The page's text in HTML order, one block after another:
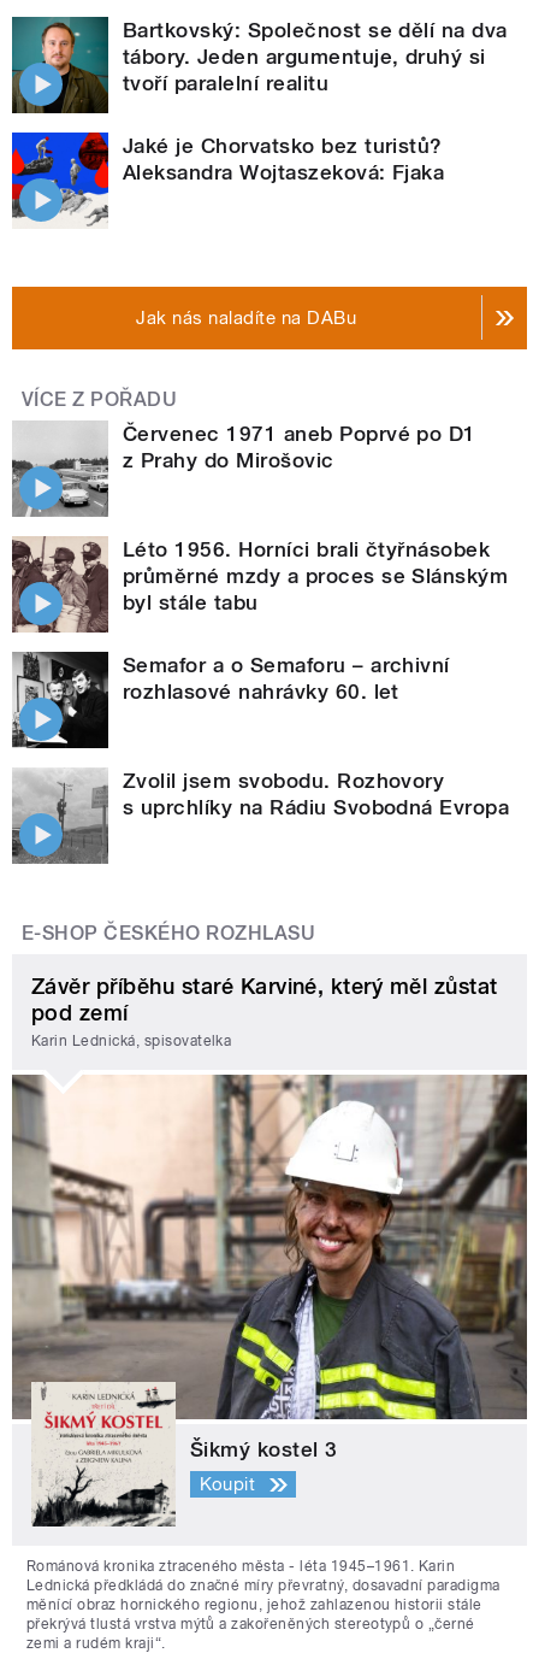
Bartkovský: Společnost se dělí na dva
tábory. Jeden argumentuje, druhý si
tvoří paralelní realitu
Jaké je Chorvatsko bez turistů?
Aleksandra Wojtaszeková: Fjaka
Jak nás naladíte na DABu
VÍCE Z POŘADU
Červenec 1971 aneb Poprvé po D1
z Prahy do Mirošovic
Léto 1956. Horníci brali čtyřnásobek
průměrné mzdy a proces se Slánským
byl stále tabu
Semafor a o Semaforu – archivní
rozhlasové nahrávky 60. let
Zvolil jsem svobodu. Rozhovory
s uprchlíky na Rádiu Svobodná Evropa
E-SHOP ČESKÉHO ROZHLASU
Závěr příběhu staré Karviné, který měl zůstat
pod zemí
Karin Lednická, spisovatelka
Šikmý kostel 3
Koupit
Románová kronika ztraceného města - léta 1945–1961. Karin
Lednická předkládá do značné míry převratný, dosavadní paradigma
měnící obraz hornického regionu, jehož zahlazenou historii stále
překrývá tlustá vrstva mýtů a zakořeněných stereotypů o „černé
zemi a rudém kraji“.